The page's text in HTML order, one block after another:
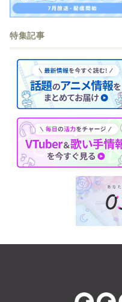
特集記事